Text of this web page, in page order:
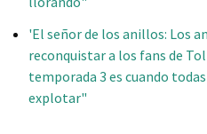
'El señor de los anillos: Los
reconquistar a los fans de
temporada 3 es cuando
explotar"